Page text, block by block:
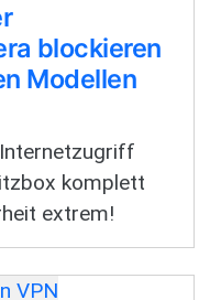
blockieren
Modellen
komplett
extrem!